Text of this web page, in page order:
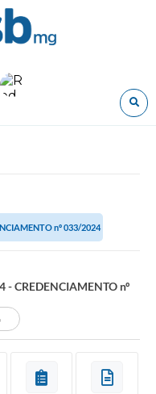
nº 033/2024
- CREDENCIAMENTO nº